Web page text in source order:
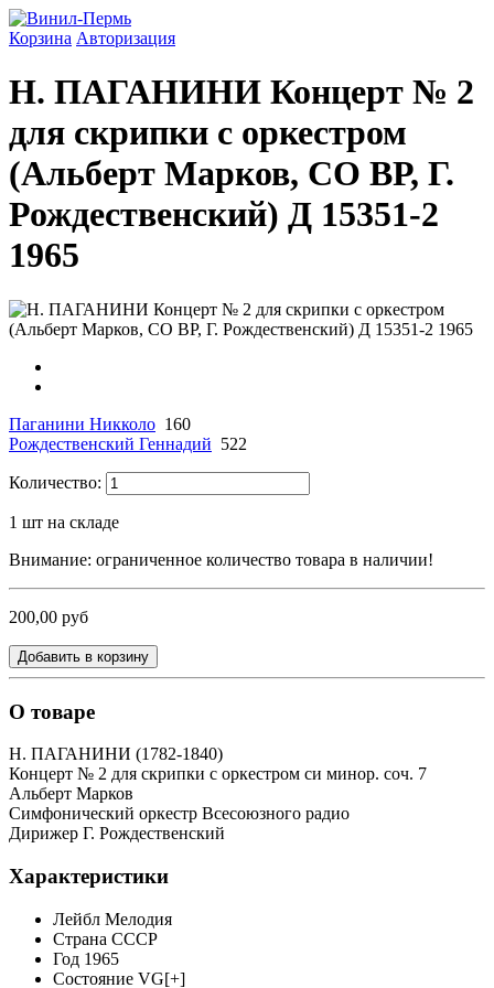
Корзина Авторизация
Н. ПАГАНИНИ Концерт № 2
для скрипки с оркестром
(Альберт Марков, СО ВР, Г.
Рождественский) Д 15351-2
1965
Паганини Никколо 160
Рождественский Геннадий 522
Количество:
1 шт на складе
Внимание: ограниченное количество товара в наличии!
200,00 руб
Добавить в корзину
О товаре
Н. ПАГАНИНИ (1782-1840)
Концерт № 2 для скрипки с оркестром си минор. соч. 7
Альберт Марков
Симфонический оркестр Всесоюзного радио
Дирижер Г. Рождественский
Характеристики
Лейбл Мелодия
Страна СССР
Год 1965
Состояние VG[+]